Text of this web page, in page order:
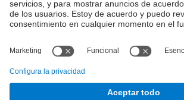
Configuración de privacidad